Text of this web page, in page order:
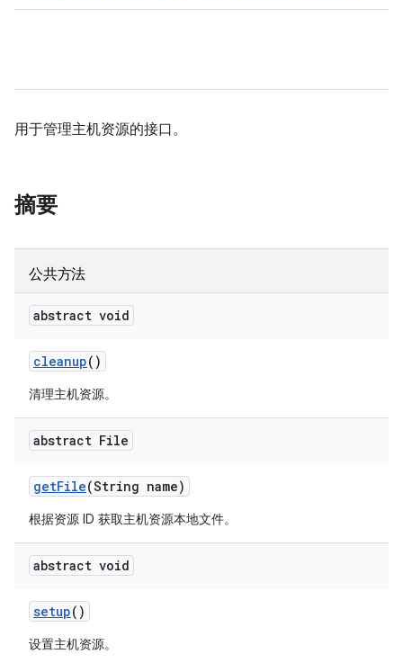
用于管理主机资源的接口。
摘要
公共方法
abstract void
cleanup()
清理主机资源。
abstract File
getFile(String name)
根据资源 ID 获取主机资源本地文件。
abstract void
setup()
设置主机资源。